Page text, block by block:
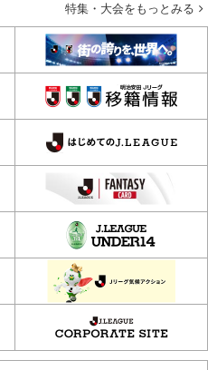
特集・大会をもっとみる